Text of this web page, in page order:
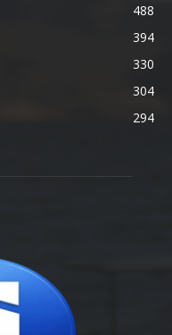
488
394
330
304
294